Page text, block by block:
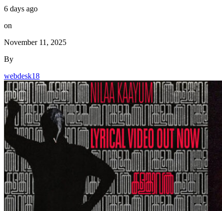
6 days ago
on
November 11, 2025
By
webdesk18